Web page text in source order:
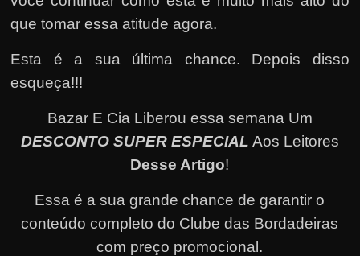
que tomar essa atitude agora.
Esta é a sua última chance. Depois disso
esqueça!!!
Bazar E Cia Liberou essa semana Um
DESCONTO SUPER ESPECIAL Aos Leitores
Desse Artigo!
Essa é a sua grande chance de garantir o
conteúdo completo do Clube das Bordadeiras
com preço promocional.